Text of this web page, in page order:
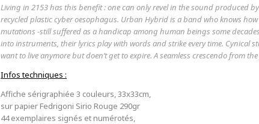
Living in 2153 has this benefit : one can only revel in the sound produced
recycled plastic cyber oesophagus. Urban Hybrid is a band who knows
mutations -still suffered as a handicap among human beings some
into instruments, their lyrics play with words and strike every time. Cynical
want to live anymore but doen’t get to expire. A seamless crescendo from
Infos techniques :
Affiche sérigraphiée 3 couleurs, 33x33cm,
sur papier Fedrigoni Sirio Rouge 290gr
44 exemplaires signés et numérotés,